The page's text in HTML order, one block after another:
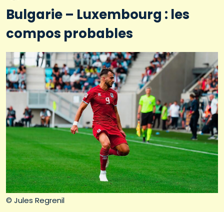
© Jules Regrenil
Bulgarie – Luxembourg : les
compos probables